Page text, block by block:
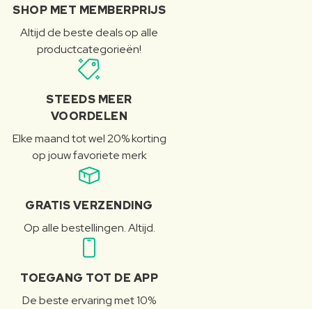
SHOP MET MEMBERPRIJS
Altijd de beste deals op alle
productcategorieën!
STEEDS MEER
VOORDELEN
Elke maand tot wel 20% korting
op jouw favoriete merk
GRATIS VERZENDING
Op alle bestellingen. Altijd.
TOEGANG TOT DE APP
De beste ervaring met 10%